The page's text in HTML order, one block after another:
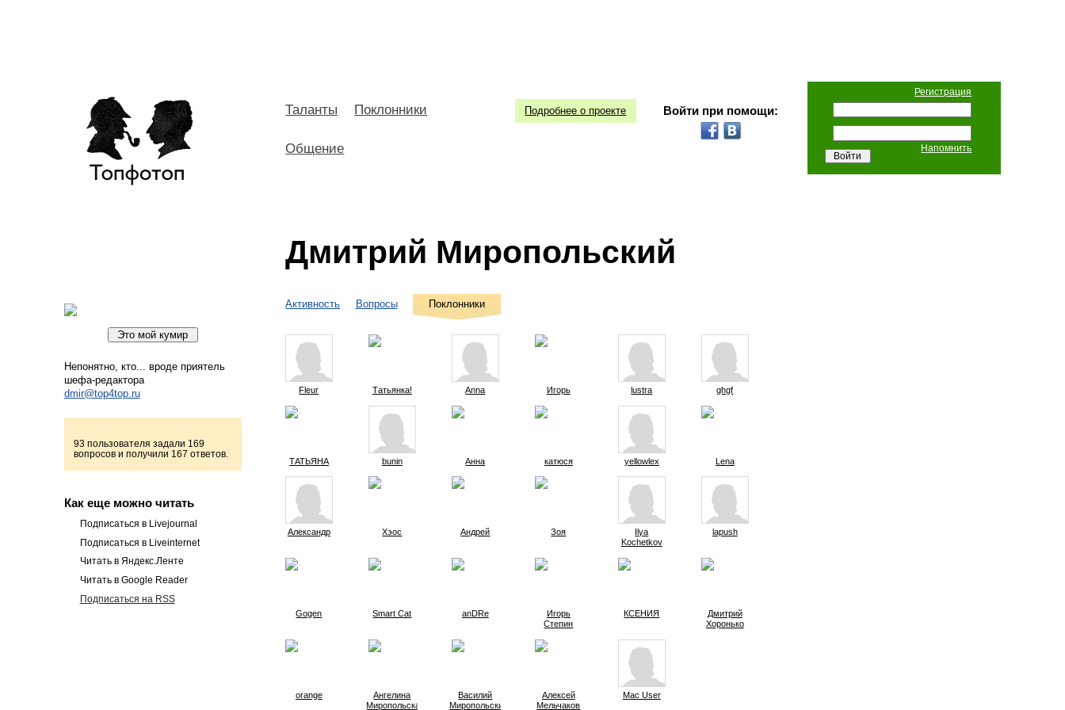
Регистрация
Напомнить
Войти при помощи:
Подробнее о проекте
Таланты Поклонники
Общение
Дмитрий Миропольский
Непонятно, кто... вроде приятель
шефа-редактора
dmir@top4top.ru
93 пользователя задали 169
вопросов и получили 167 ответов.
Как еще можно читать
Подписаться в Livejournal
Подписаться в Liveinternet
Читать в Яндекс.Ленте
Читать в Google Reader
Подписаться на RSS
Активность Вопросы Поклонники
Fleur Татьянка! Anna Игорь lustra ghgf
ТАТЬЯНА bunin Анна катюся yellowlex Lena
Александр Хэос Андрей Зоя
Ilya
Kochetkov
lapush
Gogen Smart Cat anDRe
Игорь
Степин
КСЕНИЯ
Дмитрий
Хоронько
orange
Ангелина
Миропольская
Василий
Миропольский
Aлексей
Мельчаков
Mac User